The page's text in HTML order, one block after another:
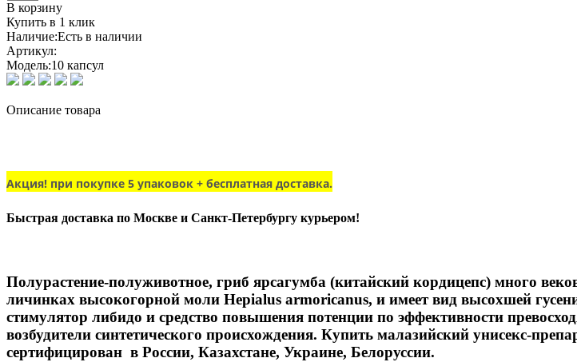
В корзину
Купить в 1 клик
Наличие:Есть в наличии
Артикул:
Модель:10 капсул
Описание товара
Акция! при покупке 5 упаковок + бесплатная доставка.
Быстрая доставка по Москве и Санкт-Петербургу курьером!
Полурастение-полуживотное, гриб ярсагумба (китайский кордицепс) много
личинках высокогорной моли Hepialus armoricanus, и имеет вид высохшей
стимулятор либидо и средство повышения потенции по эффективности
возбудители синтетического происхождения. Купить малазийский унисекс-
сертифицирован в России, Казахстане, Украине, Белоруссии.